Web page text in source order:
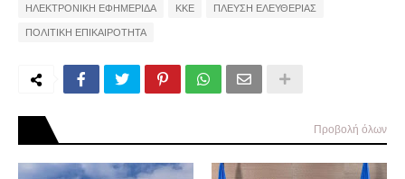
ΗΛΕΚΤΡΟΝΙΚΗ ΕΦΗΜΕΡΙΔΑ ΚΚΕ
ΠΛΕΥΣΗ ΕΛΕΥΘΕΡΙΑΣ
ΠΟΛΙΤΙΚΗ ΕΠΙΚΑΙΡΟΤΗΤΑ
Προβολή όλων